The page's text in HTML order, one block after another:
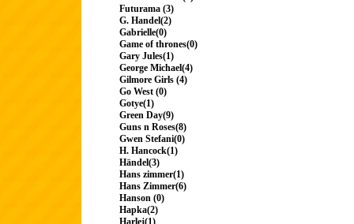
Futurama (3)
G. Handel(2)
Gabrielle(0)
Game of thrones(0)
Gary Jules(1)
George Michael(4)
Gilmore Girls (4)
Go West (0)
Gotye(1)
Green Day(9)
Guns n Roses(8)
Gwen Stefani(0)
H. Hancock(1)
Händel(3)
Hans zimmer(1)
Hans Zimmer(6)
Hanson (0)
Hapka(2)
Harlej(1)